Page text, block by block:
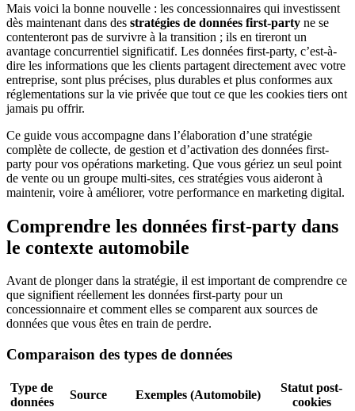
Mais voici la bonne nouvelle : les concessionnaires qui investissent
dès maintenant dans des stratégies de données first-party ne se
contenteront pas de survivre à la transition ; ils en tireront un
avantage concurrentiel significatif. Les données first-party, c’est-à-
dire les informations que les clients partagent directement avec votre
entreprise, sont plus précises, plus durables et plus conformes aux
réglementations sur la vie privée que tout ce que les cookies tiers ont
jamais pu offrir.
Ce guide vous accompagne dans l’élaboration d’une stratégie
complète de collecte, de gestion et d’activation des données first-
party pour vos opérations marketing. Que vous gériez un seul point
de vente ou un groupe multi-sites, ces stratégies vous aideront à
maintenir, voire à améliorer, votre performance en marketing digital.
Comprendre les données first-party dans
le contexte automobile
Avant de plonger dans la stratégie, il est important de comprendre ce
que signifient réellement les données first-party pour un
concessionnaire et comment elles se comparent aux sources de
données que vous êtes en train de perdre.
Comparaison des types de données
Type de
données
Source Exemples (Automobile)
Statut post-
cookies